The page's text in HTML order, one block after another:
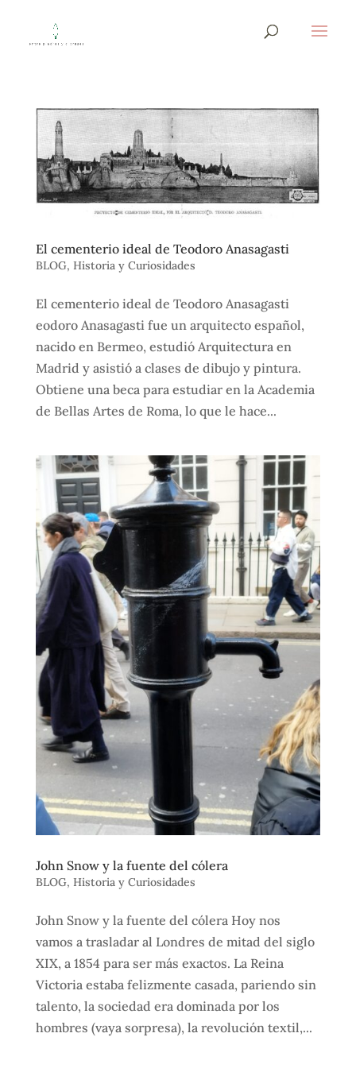
El cementerio ideal de Teodoro Anasagasti
BLOG, Historia y Curiosidades
El cementerio ideal de Teodoro Anasagasti
eodoro Anasagasti fue un arquitecto español,
nacido en Bermeo, estudió Arquitectura en
Madrid y asistió a clases de dibujo y pintura.
Obtiene una beca para estudiar en la Academia
de Bellas Artes de Roma, lo que le hace...
John Snow y la fuente del cólera
BLOG, Historia y Curiosidades
John Snow y la fuente del cólera Hoy nos
vamos a trasladar al Londres de mitad del siglo
XIX, a 1854 para ser más exactos. La Reina
Victoria estaba felizmente casada, pariendo sin
talento, la sociedad era dominada por los
hombres (vaya sorpresa), la revolución textil,...